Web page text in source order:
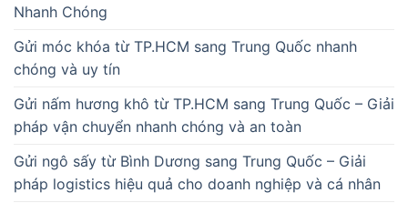
Nhanh Chóng
Gửi móc khóa từ TP.HCM sang Trung Quốc nhanh
chóng và uy tín
Gửi nấm hương khô từ TP.HCM sang Trung Quốc – Giải
pháp vận chuyển nhanh chóng và an toàn
Gửi ngô sấy từ Bình Dương sang Trung Quốc – Giải
pháp logistics hiệu quả cho doanh nghiệp và cá nhân